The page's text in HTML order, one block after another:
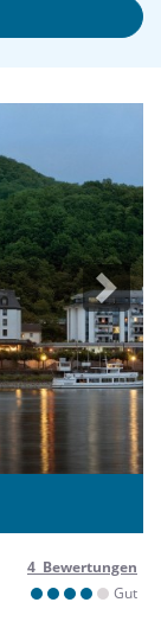
Next
4 Bewertungen
Gut